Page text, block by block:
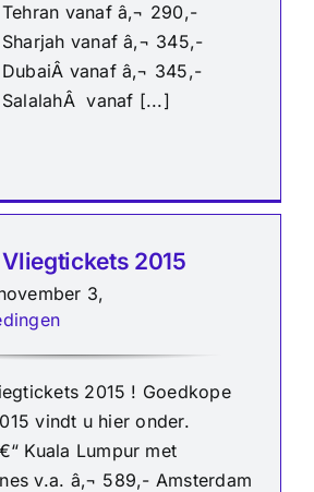
vanaf â‚¬ 290,-
vanaf â‚¬ 345,-
vanaf â‚¬ 345,-
vanaf [...]
2015
3,
2015 ! Goedkope
vindt u hier onder.
Kuala Lumpur met
v.a. â‚¬ 589,- Amsterdam